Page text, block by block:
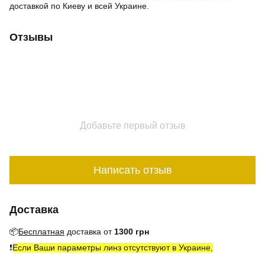
доставкой по Киеву и всей Украине.
Отзывы
Добавьте первый отзыв
Написать отзыв
Доставка
📦Бесплатная доставка от1300 грн
❗️Если Ваши параметры линз отсутствуют в Украине,